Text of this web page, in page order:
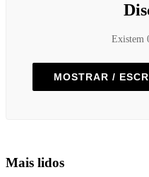
Existem
MOSTRAR /
Mais lidos